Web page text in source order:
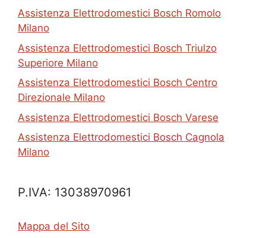
Assistenza Elettrodomestici Bosch Romolo
Milano
Assistenza Elettrodomestici Bosch Triulzo
Superiore Milano
Assistenza Elettrodomestici Bosch Centro
Direzionale Milano
Assistenza Elettrodomestici Bosch Varese
Assistenza Elettrodomestici Bosch Cagnola
Milano
P.IVA: 13038970961
Mappa del Sito